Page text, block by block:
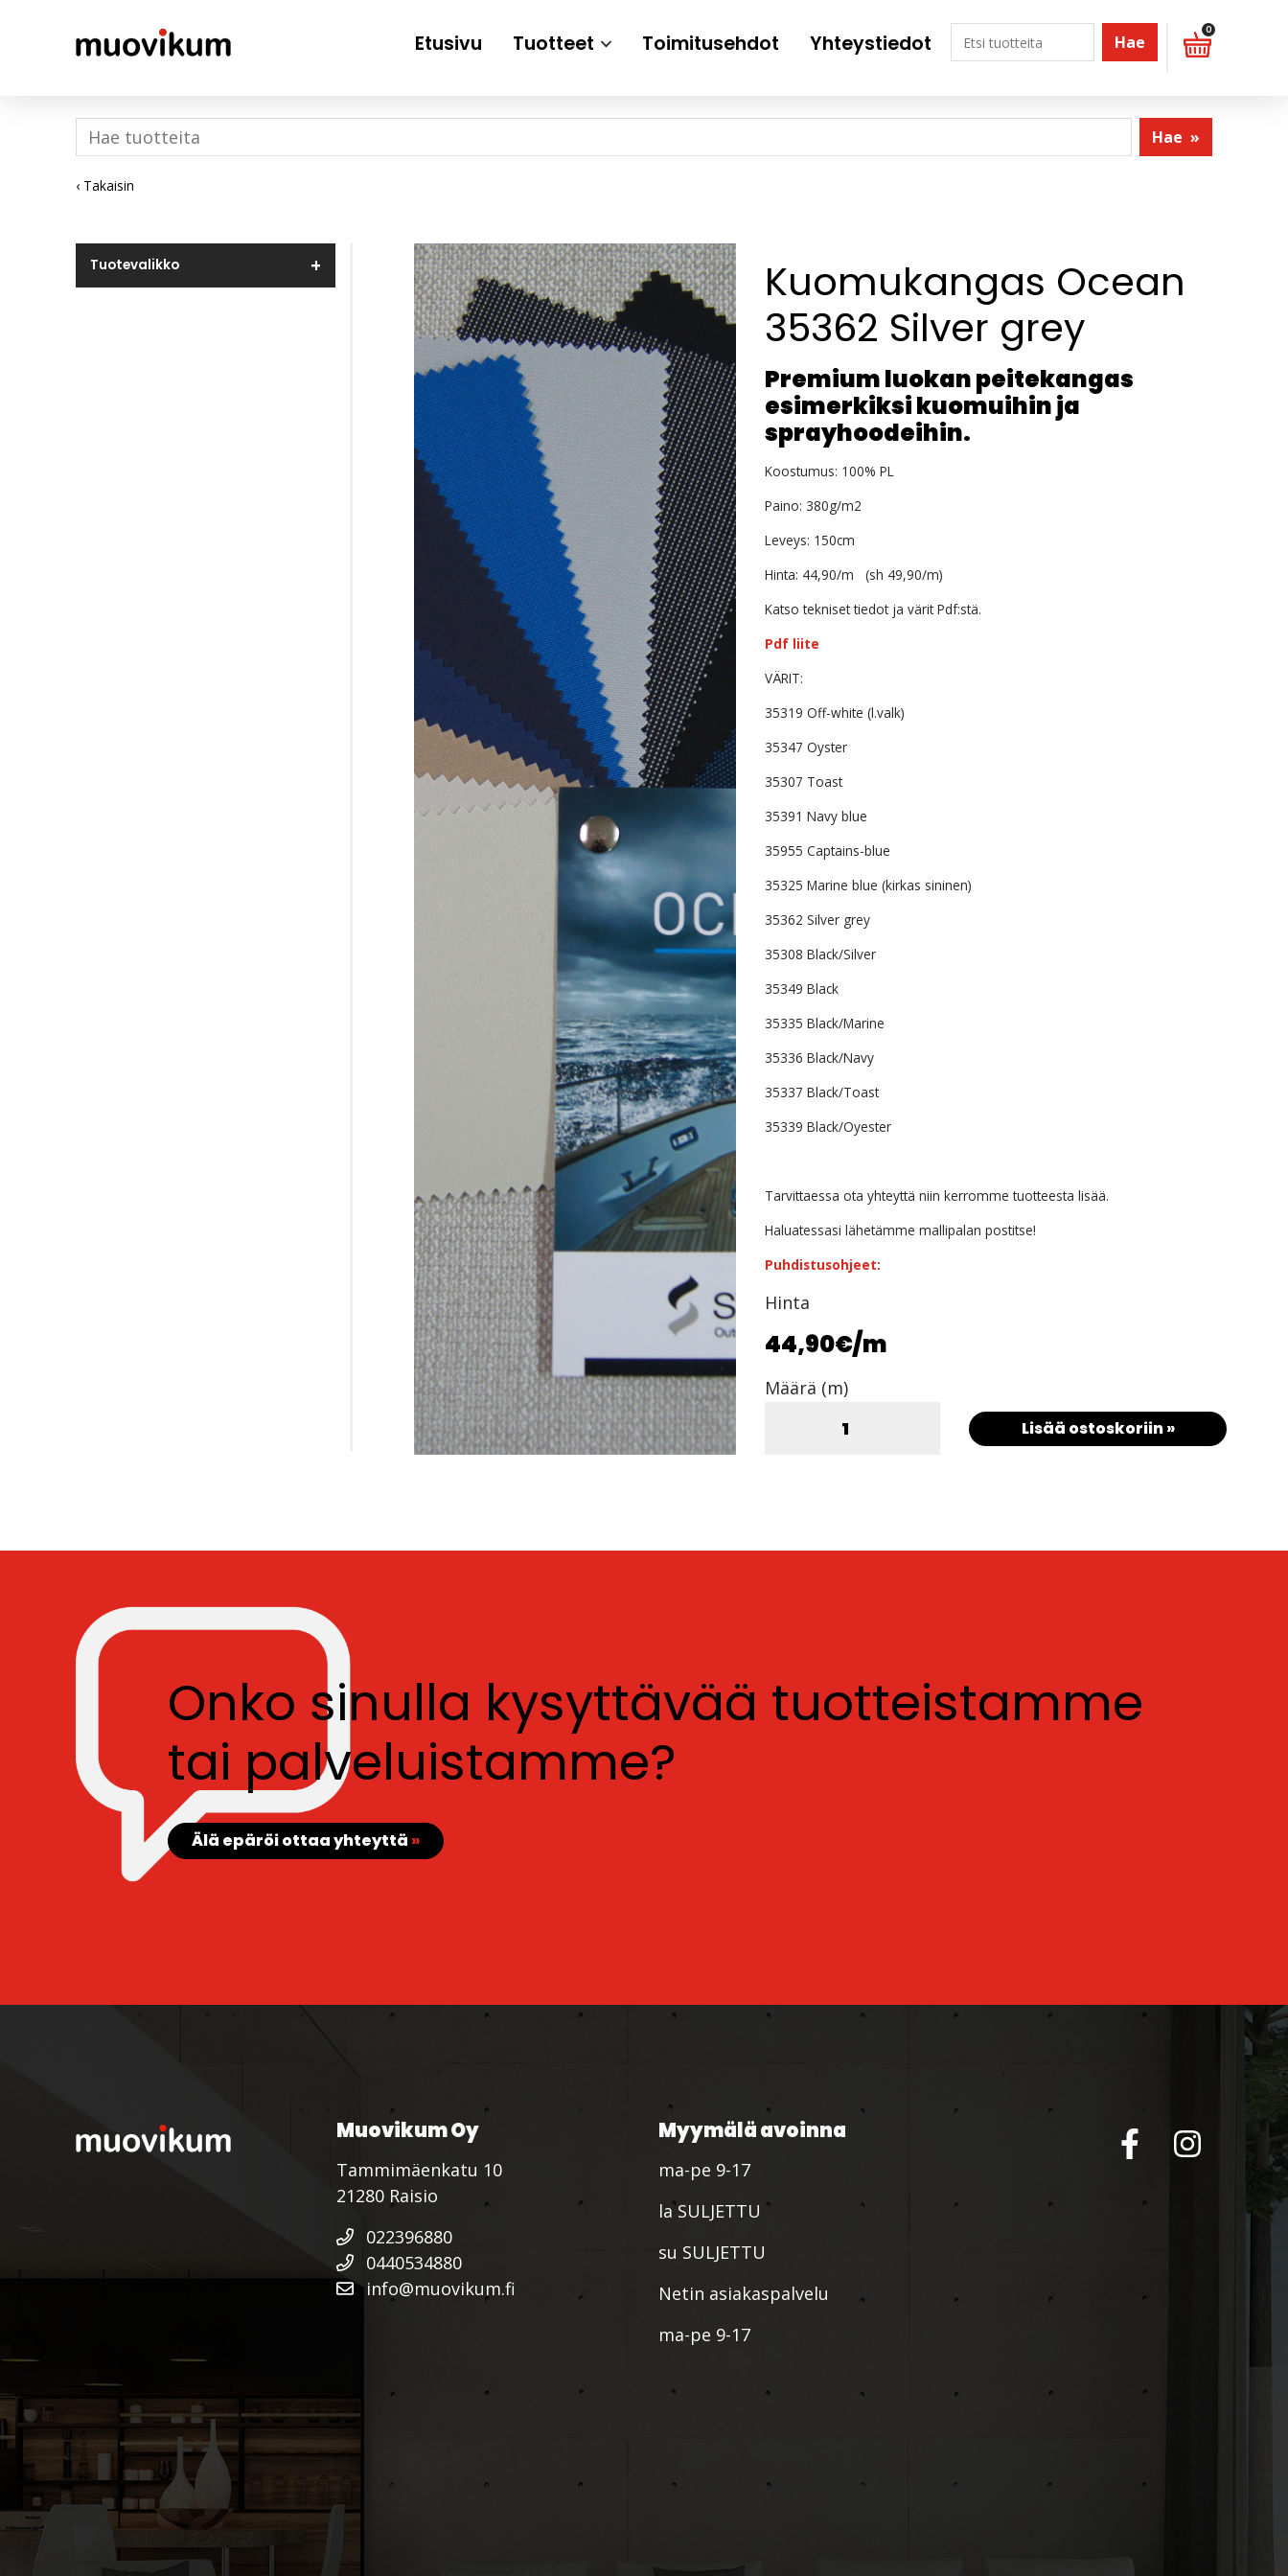
Etusivu Tuotteet Toimitusehdot Yhteystiedot Hae
0
Hae »
‹ Takaisin
Tuotevalikko
Kuomukangas Ocean
35362 Silver grey
Premium luokan peitekangas
esimerkiksi kuomuihin ja
sprayhoodeihin.
Koostumus: 100% PL
Paino: 380g/m2
Leveys: 150cm
Hinta: 44,90/m (sh 49,90/m)
Katso tekniset tiedot ja värit Pdf:stä.
Pdf liite
VÄRIT:
35319 Off-white (l.valk)
35347 Oyster
35307 Toast
35391 Navy blue
35955 Captains-blue
35325 Marine blue (kirkas sininen)
35362 Silver grey
35308 Black/Silver
35349 Black
35335 Black/Marine
35336 Black/Navy
35337 Black/Toast
35339 Black/Oyester
Tarvittaessa ota yhteyttä niin kerromme tuotteesta lisää.
Haluatessasi lähetämme mallipalan postitse!
Puhdistusohjeet:
Hinta
44,90€/m
Määrä (m)
Lisää ostoskoriin »
Onko sinulla kysyttävää tuotteistamme
tai palveluistamme?
Älä epäröi ottaa yhteyttä »
Muovikum Oy
Tammimäenkatu 10
21280 Raisio
022396880
0440534880
info@muovikum.fi
Myymälä avoinna
ma-pe 9-17
la SULJETTU
su SULJETTU
Netin asiakaspalvelu
ma-pe 9-17